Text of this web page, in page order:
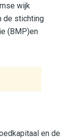
wijk
de stichting
(BMP)en
en de